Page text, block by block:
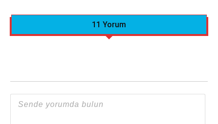
11 Yorum